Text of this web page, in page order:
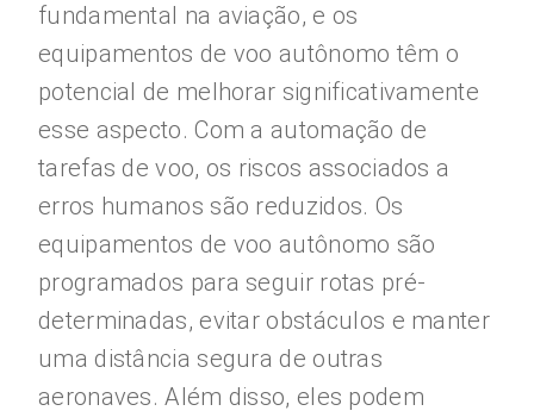
fundamental na aviação, e os
equipamentos de voo autônomo têm o
potencial de melhorar significativamente
esse aspecto. Com a automação de
tarefas de voo, os riscos associados a
erros humanos são reduzidos. Os
equipamentos de voo autônomo são
programados para seguir rotas pré-
determinadas, evitar obstáculos e manter
uma distância segura de outras
aeronaves. Além disso, eles podem